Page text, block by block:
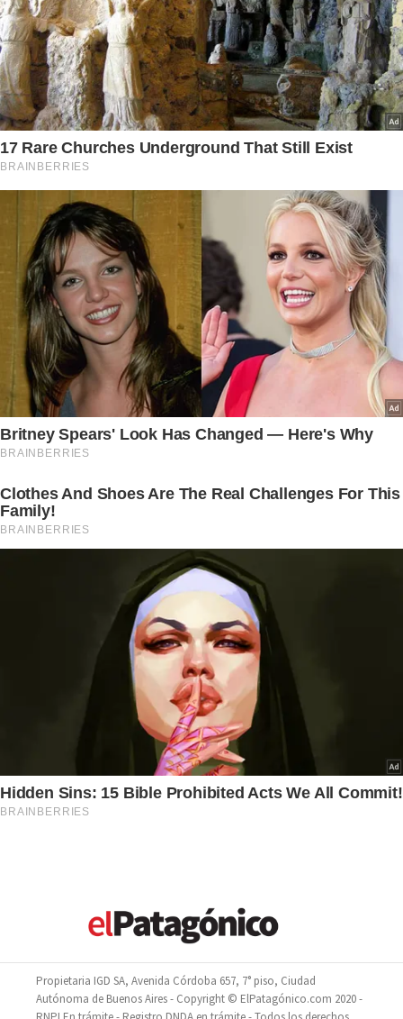
Propietaria IGD SA, Avenida Córdoba 657, 7° piso, Ciudad
Autónoma de Buenos Aires - Copyright © ElPatagónico.com 2020 -